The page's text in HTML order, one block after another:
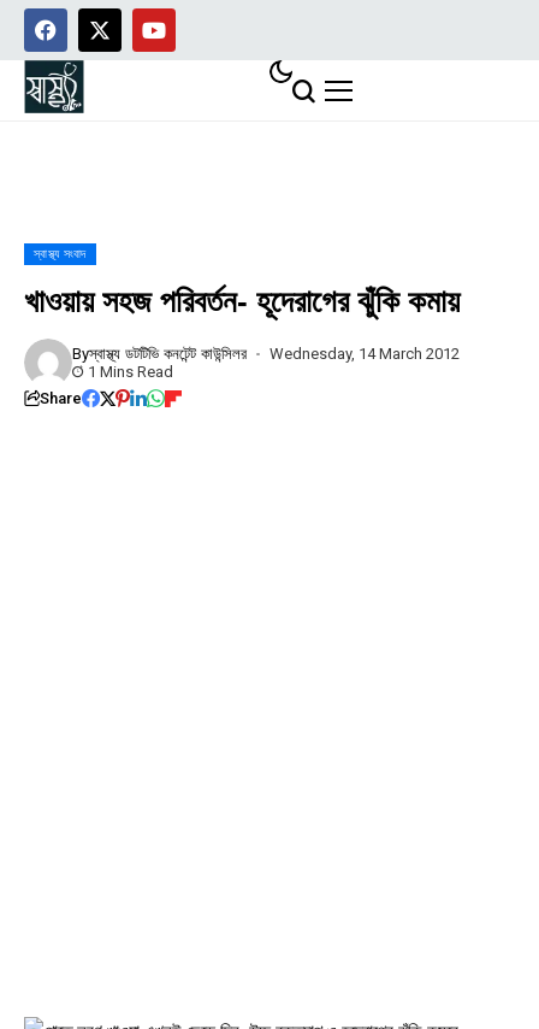
স্বাস্থ্য সংবাদ
খাওয়ায় সহজ পরিবর্তন- হূদেরাগের ঝুঁকি কমায়
Byস্বাস্থ্য ডটটিভি কনটেন্ট কাউন্সিলর
Wednesday, 14 March 2012
1 Mins Read
Share